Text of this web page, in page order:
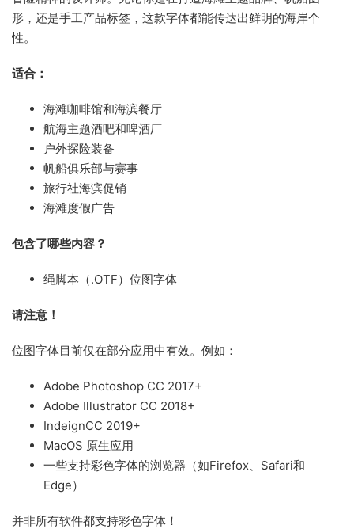
形，还是手工产品标签，这款字体都能传达出鲜明的海岸个
性。
适合：
海滩咖啡馆和海滨餐厅
航海主题酒吧和啤酒厂
户外探险装备
帆船俱乐部与赛事
旅行社海滨促销
海滩度假广告
包含了哪些内容？
绳脚本（.OTF）位图字体
请注意！
位图字体目前仅在部分应用中有效。例如：
Adobe Photoshop CC 2017+
Adobe Illustrator CC 2018+
IndeignCC 2019+
MacOS 原生应用
一些支持彩色字体的浏览器（如Firefox、Safari和
Edge）
并非所有软件都支持彩色字体！